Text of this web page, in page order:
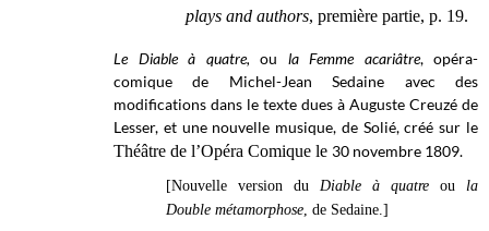
plays and authors, première partie, p. 19.
Le Diable à quatre, ou la Femme acariâtre, opéra-
comique de Michel-Jean Sedaine avec des
modifications dans le texte dues à Auguste Creuzé de
Lesser, et une nouvelle musique, de Solié, créé sur le
Théâtre de l’Opéra Comique le 30 novembre 1809.
[Nouvelle version du Diable à quatre ou la
Double métamorphose, de Sedaine.]